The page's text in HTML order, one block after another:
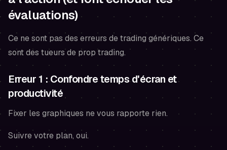
évaluations)
Ce ne sont pas des erreurs de trading génériques. Ce
sont des tueurs de prop trading.
Erreur 1 : Confondre temps d'écran et
productivité
Fixer les graphiques ne vous rapporte rien.
Suivre votre plan, oui.